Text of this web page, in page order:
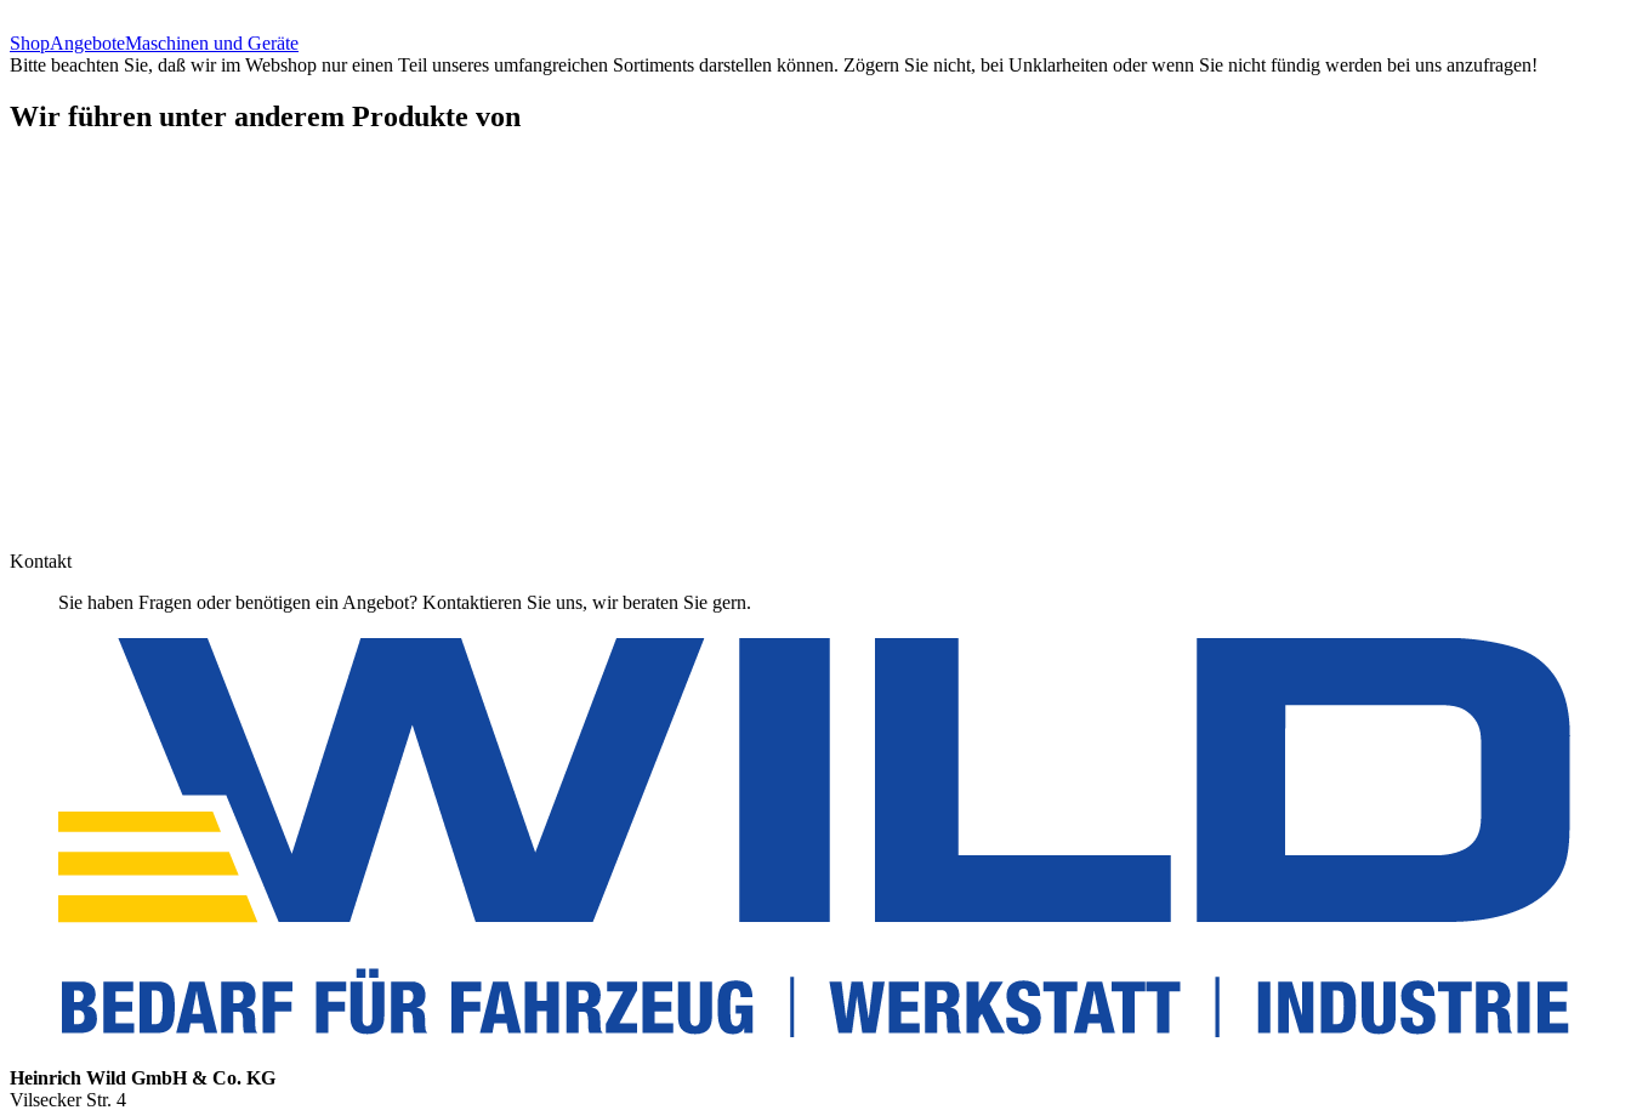
ShopAngeboteMaschinen und Geräte
Bitte beachten Sie, daß wir im Webshop nur einen Teil unseres umfangreichen Sortiments darstellen können. Zögern Sie nicht, bei Unklarheiten oder wenn Sie nicht fündig werden bei uns anzufragen!
Wir führen unter anderem Produkte von
Kontakt
Sie haben Fragen oder benötigen ein Angebot? Kontaktieren Sie uns, wir beraten Sie gern.
Heinrich Wild GmbH & Co. KG
Vilsecker Str. 4